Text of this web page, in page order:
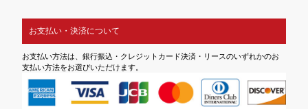
お支払い・決済について
お支払い方法は、銀行振込・クレジットカード決済・リースのいずれかのお
支払い方法をお選びいただけます。